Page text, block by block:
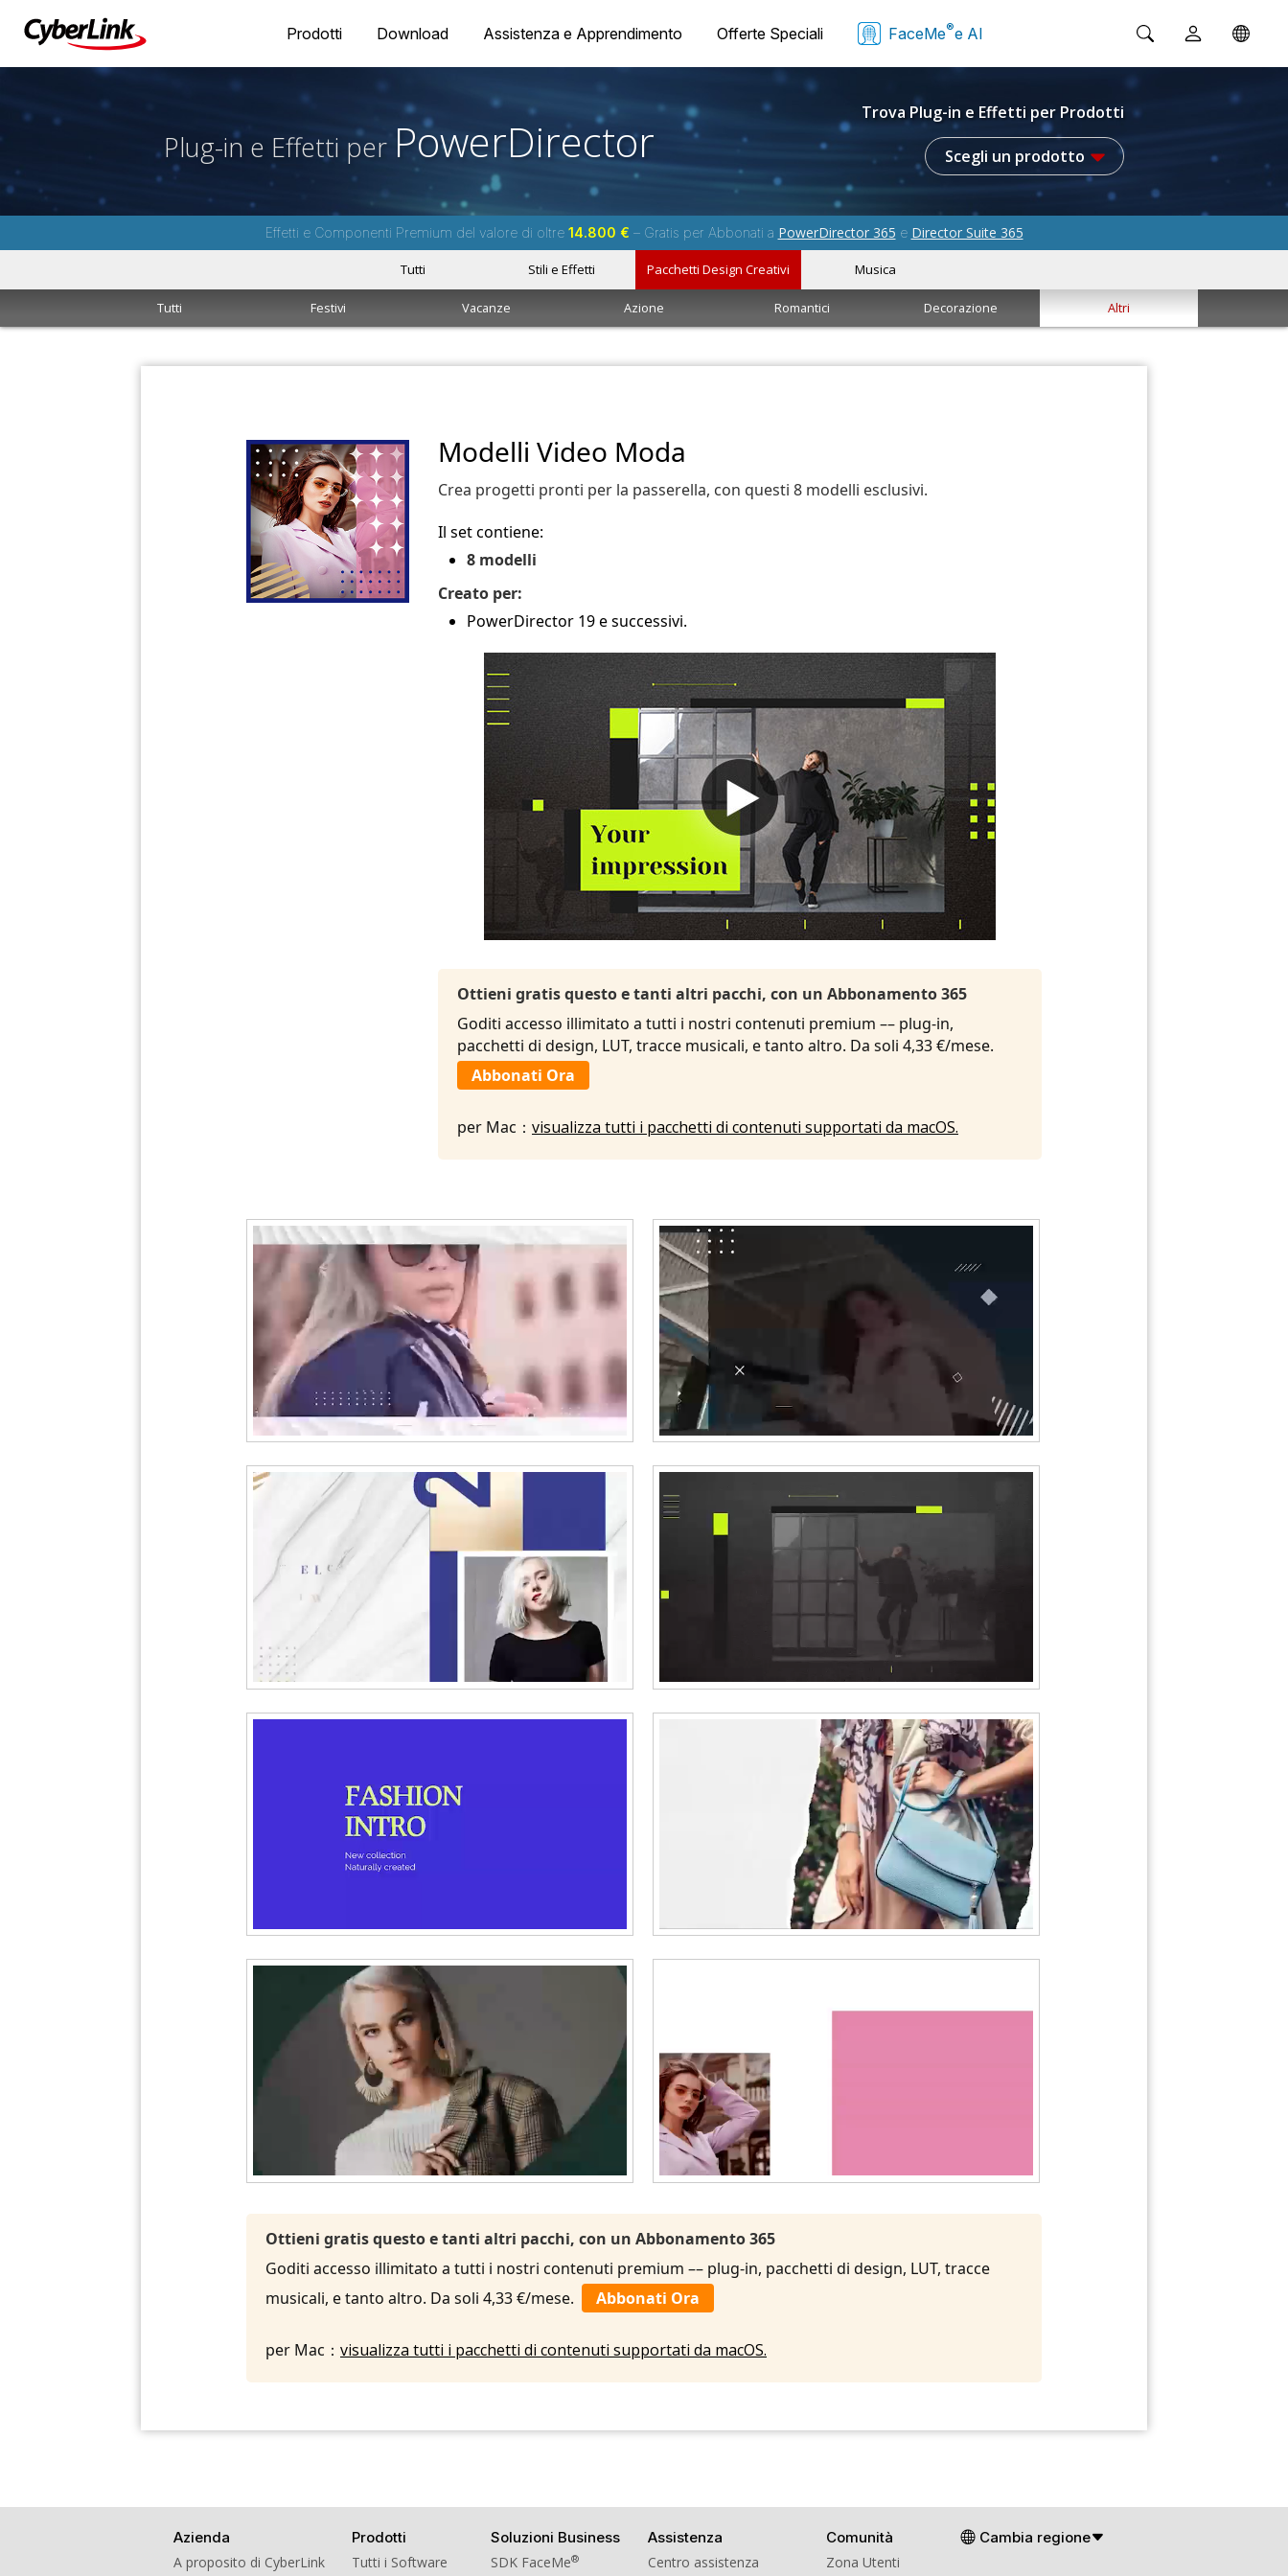
Prodotti Download Assistenza e Apprendimento Offerte Speciali FaceMe®e AI
Plug-in e Effetti per PowerDirector
Trova Plug-in e Effetti per Prodotti
Scegli un prodotto
Effetti e Componenti Premium del valore di oltre 14.800 € – Gratis per Abbonati a PowerDirector 365 e Director Suite 365
Tutti Stili e Effetti Pacchetti Design Creativi Musica
Tutti Festivi Vacanze Azione Romantici Decorazione Altri
Modelli Video Moda
Crea progetti pronti per la passerella, con questi 8 modelli esclusivi.
Il set contiene:
8 modelli
Creato per:
PowerDirector 19 e successivi.
Ottieni gratis questo e tanti altri pacchi, con un Abbonamento 365
Goditi accesso illimitato a tutti i nostri contenuti premium –– plug-in,
pacchetti di design, LUT, tracce musicali, e tanto altro. Da soli 4,33 €/mese.
Abbonati Ora
per Mac： visualizza tutti i pacchetti di contenuti supportati da macOS.
Ottieni gratis questo e tanti altri pacchi, con un Abbonamento 365
Goditi accesso illimitato a tutti i nostri contenuti premium –– plug-in, pacchetti di design, LUT, tracce
musicali, e tanto altro. Da soli 4,33 €/mese.
Abbonati Ora
per Mac： visualizza tutti i pacchetti di contenuti supportati da macOS.
Azienda
A proposito di CyberLink
Prodotti
Tutti i Software
Soluzioni Business
SDK FaceMe®
Assistenza
Centro assistenza
Comunità
Zona Utenti
Cambia regione